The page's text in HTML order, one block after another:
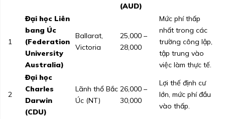
(AUD)
1
Đại học Liên
bang Úc
(Federation
University
Australia)
Ballarat,
Victoria
25,000 –
28,000
Mức phí thấp
nhất trong các
trường công lập,
tập trung vào
việc làm thực tế.
2
Đại học
Charles
Darwin
(CDU)
Lãnh thổ Bắc
Úc (NT)
26,000 –
30,000
Lợi thế định cư
lớn, mức phí đầu
vào thấp.